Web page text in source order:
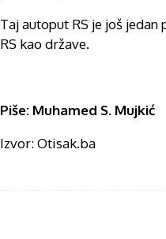
Taj autoput RS je još
RS kao države.
Piše: Muhamed S. Mujkić
Izvor: Otisak.ba